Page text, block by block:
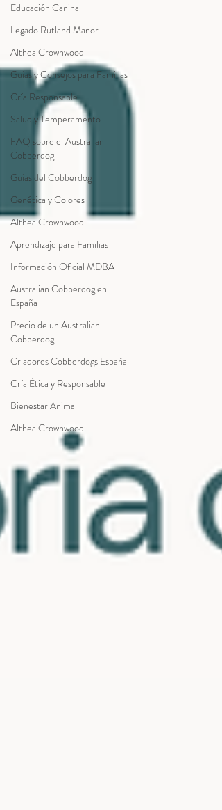
Educación Canina
Legado Rutland Manor
Althea Crownwood
Guías y Consejos para Familias
Cría Responsable
Salud y Temperamento
FAQ sobre el Australian
Cobberdog
Guías del Cobberdog
Genética y Colores
Althea Crownwood
Aprendizaje para Familias
Información Oficial MDBA
Australian Cobberdog en
España
Precio de un Australian
Cobberdog
Criadores Cobberdogs España
Cría Ética y Responsable
Bienestar Animal
Althea Crownwood